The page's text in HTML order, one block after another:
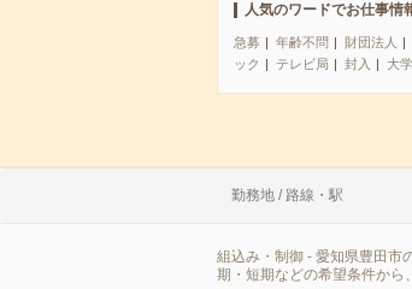
人気のワードでお仕事情
急募 年齢不問 財団法人
ック
テレビ局 封入 大学
勤務地 / 路線・駅
組込み・制御 - 愛知県豊田市
期・短期などの希望条件から